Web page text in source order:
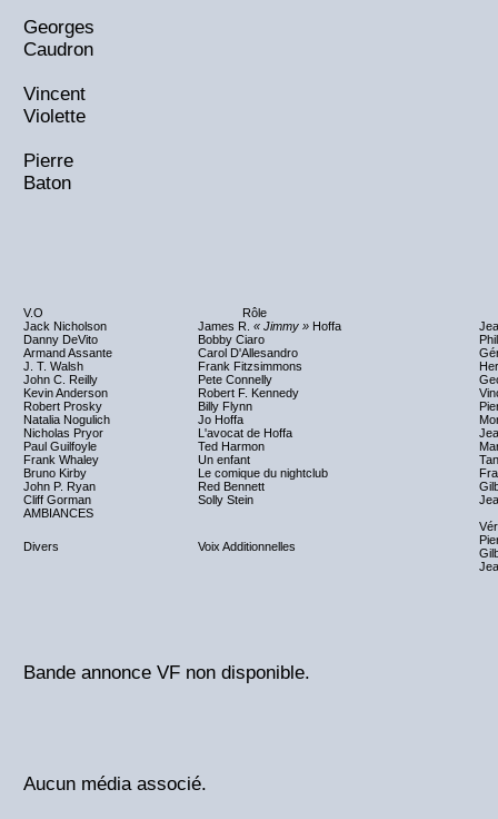
Georges
Caudron
Vincent
Violette
Pierre
Baton
V.O
Rôle
Jack Nicholson
James R. « Jimmy » Hoffa
Danny DeVito
Bobby Ciaro
Armand Assante
Carol D'Allesandro
J. T. Walsh
Frank Fitzsimmons
John C. Reilly
Pete Connelly
Kevin Anderson
Robert F. Kennedy
Robert Prosky
Billy Flynn
Natalia Nogulich
Jo Hoffa
Nicholas Pryor
L'avocat de Hoffa
Paul Guilfoyle
Ted Harmon
Frank Whaley
Un enfant
Bruno Kirby
Le comique du nightclub
John P. Ryan
Red Bennett
Cliff Gorman
Solly Stein
AMBIANCES
Divers Voix Additionnelles
Bande annonce VF non disponible.
Aucun média associé.